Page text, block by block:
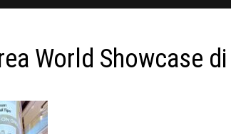
World Showcase di